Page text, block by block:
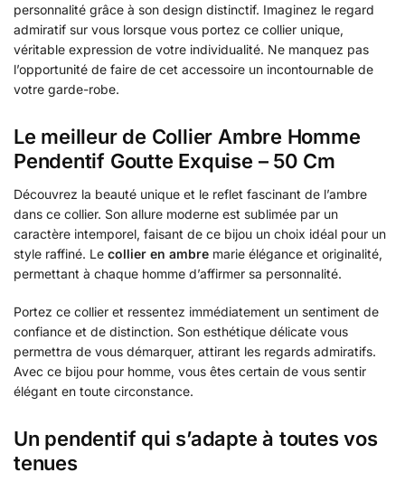
personnalité grâce à son design distinctif. Imaginez le regard
admiratif sur vous lorsque vous portez ce collier unique,
véritable expression de votre individualité. Ne manquez pas
l’opportunité de faire de cet accessoire un incontournable de
votre garde-robe.
Le meilleur de Collier Ambre Homme
Pendentif Goutte Exquise – 50 Cm
Découvrez la beauté unique et le reflet fascinant de l’ambre
dans ce collier. Son allure moderne est sublimée par un
caractère intemporel, faisant de ce bijou un choix idéal pour un
style raffiné. Le collier en ambre marie élégance et originalité,
permettant à chaque homme d’affirmer sa personnalité.
Portez ce collier et ressentez immédiatement un sentiment de
confiance et de distinction. Son esthétique délicate vous
permettra de vous démarquer, attirant les regards admiratifs.
Avec ce bijou pour homme, vous êtes certain de vous sentir
élégant en toute circonstance.
Un pendentif qui s’adapte à toutes vos
tenues